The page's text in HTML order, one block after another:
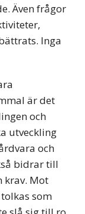
Även frågor
Inga
är det
och
utveckling
och
bidrar till
krav. Mot
som